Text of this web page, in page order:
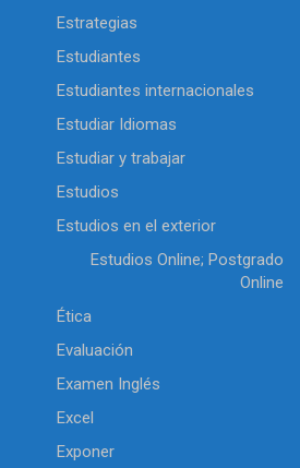
Estrategias
Estudiantes
Estudiantes internacionales
Estudiar Idiomas
Estudiar y trabajar
Estudios
Estudios en el exterior
Estudios Online; Postgrado
Online
Ética
Evaluación
Examen Inglés
Excel
Exponer